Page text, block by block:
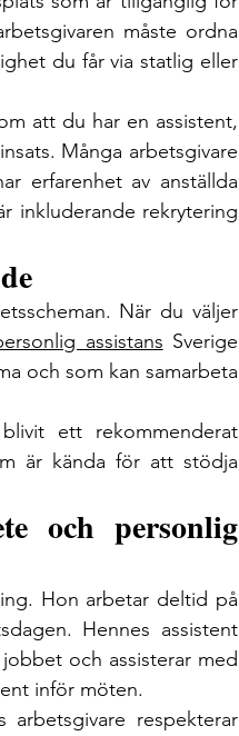
måste ordna
du får via statlig eller
att du har en assistent,
Många arbetsgivare
erfarenhet av anställda
inkluderande rekrytering
När du väljer
assistans Sverige
och som kan samarbeta
ett rekommenderat
är kända för att stödja
och personlig
Hon arbetar deltid på
Hennes assistent
och assisterar med
inför möten.
arbetsgivare respekterar